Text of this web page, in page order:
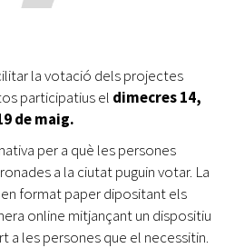
la votació dels projectes
participatius el dimecres 14,
de maig.
per a què les persones
a la ciutat puguin votar. La
format paper dipositant els
online mitjançant un dispositiu
a les persones que el necessitin.